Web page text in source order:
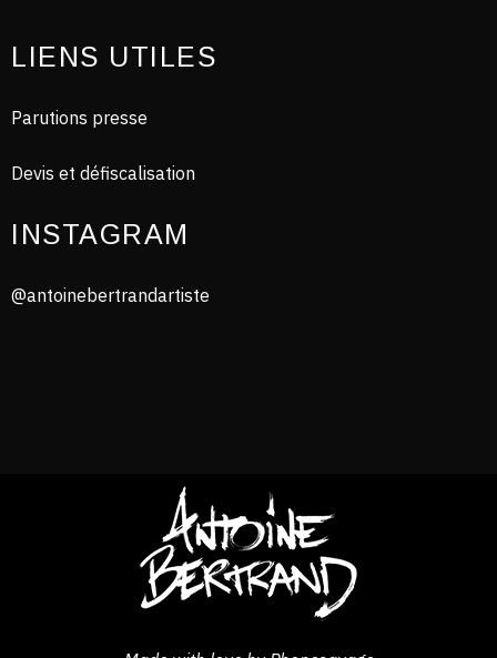
LIENS UTILES
Parutions presse
Devis et défiscalisation
INSTAGRAM
@antoinebertrandartiste